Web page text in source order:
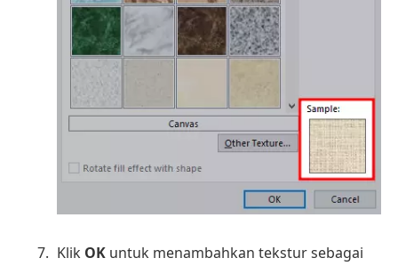
Klik OKuntuk menambahkan tekstur sebagai